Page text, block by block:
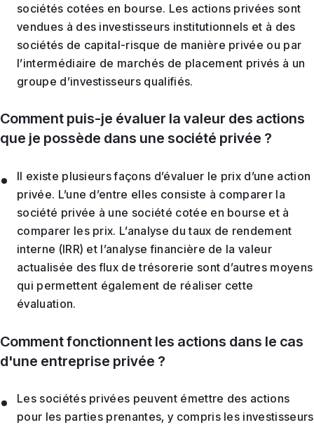
sociétés cotées en bourse. Les actions privées sont
vendues à des investisseurs institutionnels et à des
sociétés de capital-risque de manière privée ou par
l’intermédiaire de marchés de placement privés à un
groupe d’investisseurs qualifiés.
Comment puis-je évaluer la valeur des actions
que je possède dans une société privée ?
Il existe plusieurs façons d’évaluer le prix d’une action
privée. L’une d’entre elles consiste à comparer la
société privée à une société cotée en bourse et à
comparer les prix. L’analyse du taux de rendement
interne (IRR) et l’analyse financière de la valeur
actualisée des flux de trésorerie sont d’autres moyens
qui permettent également de réaliser cette
évaluation.
Comment fonctionnent les actions dans le cas
d'une entreprise privée ?
Les sociétés privées peuvent émettre des actions
pour les parties prenantes, y compris les investisseurs